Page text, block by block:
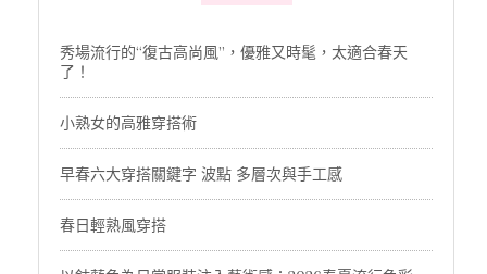
秀場流行的“復古高尚風”，優雅又時髦，太適合春天
了！
小熟女的高雅穿搭術
早春六大穿搭關鍵字 波點 多層次與手工感
春日輕熟風穿搭